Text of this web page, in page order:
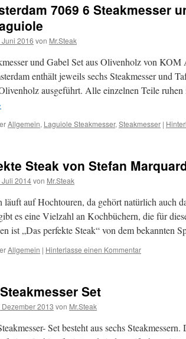
7069 6 Steakmesser
Juni 2016 von Mr.Steak
und Gabel Set aus Olivenholz von
enthält jeweils sechs Steakmesser und
ausgeführt. Alle einzelnen Teile
Allgemein, Laguiole Steakmesser, Steakmesser |
Steak von Stefan
Juli 2014von Mr.Steak
auf Hochtouren, da gehört natürlich auch
es eine Vielzahl an Kochbüchern, die für
ist „Das perfekte Steak“ von dem bekannten
Allgemein | Hinterlasse einen Kommentar
Set
Dezember 2013 von Mr.Steak
Set besteht aus sechs